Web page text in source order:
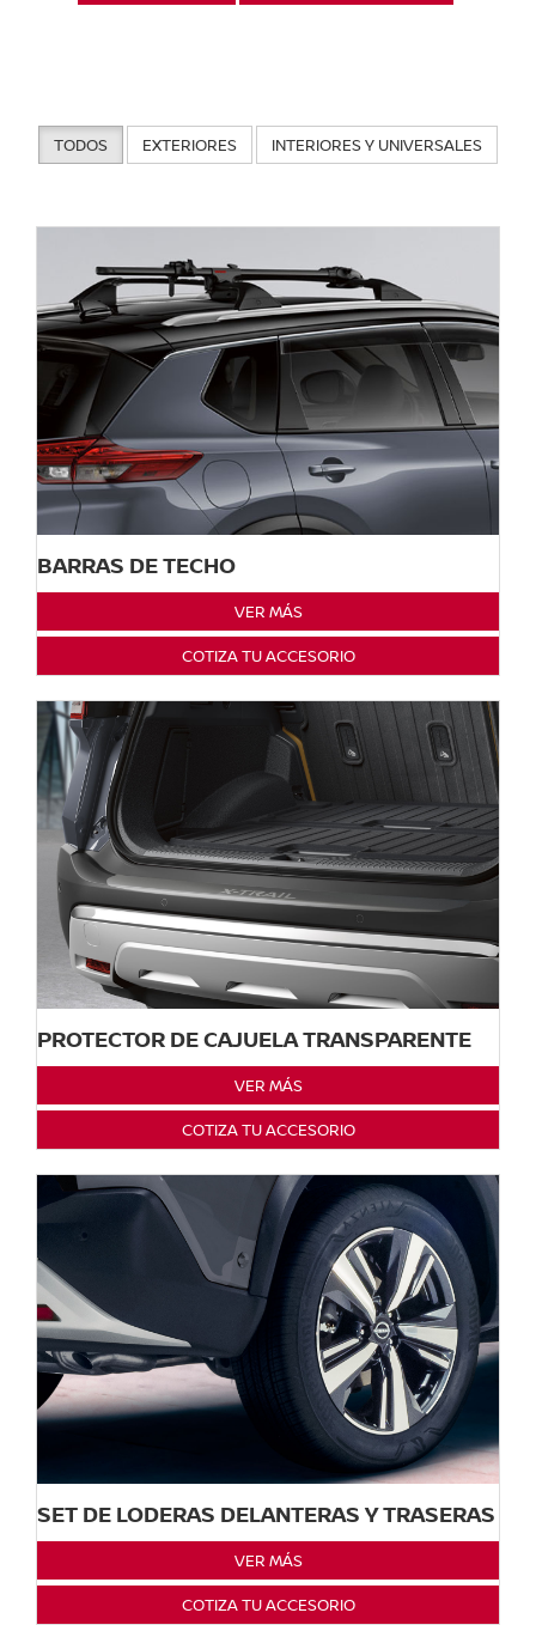
TODOS EXTERIORES INTERIORES Y UNIVERSALES
BARRAS DE TECHO
VER MÁS
COTIZA TU ACCESORIO
PROTECTOR DE CAJUELA TRANSPARENTE
VER MÁS
COTIZA TU ACCESORIO
SET DE LODERAS DELANTERAS Y TRASERAS
VER MÁS
COTIZA TU ACCESORIO